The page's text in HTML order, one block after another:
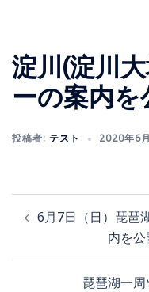
淀川(淀川
ーの案内
投稿者: テスト 2020年6
6月7日（日）琵琶
内を
琵琶湖一